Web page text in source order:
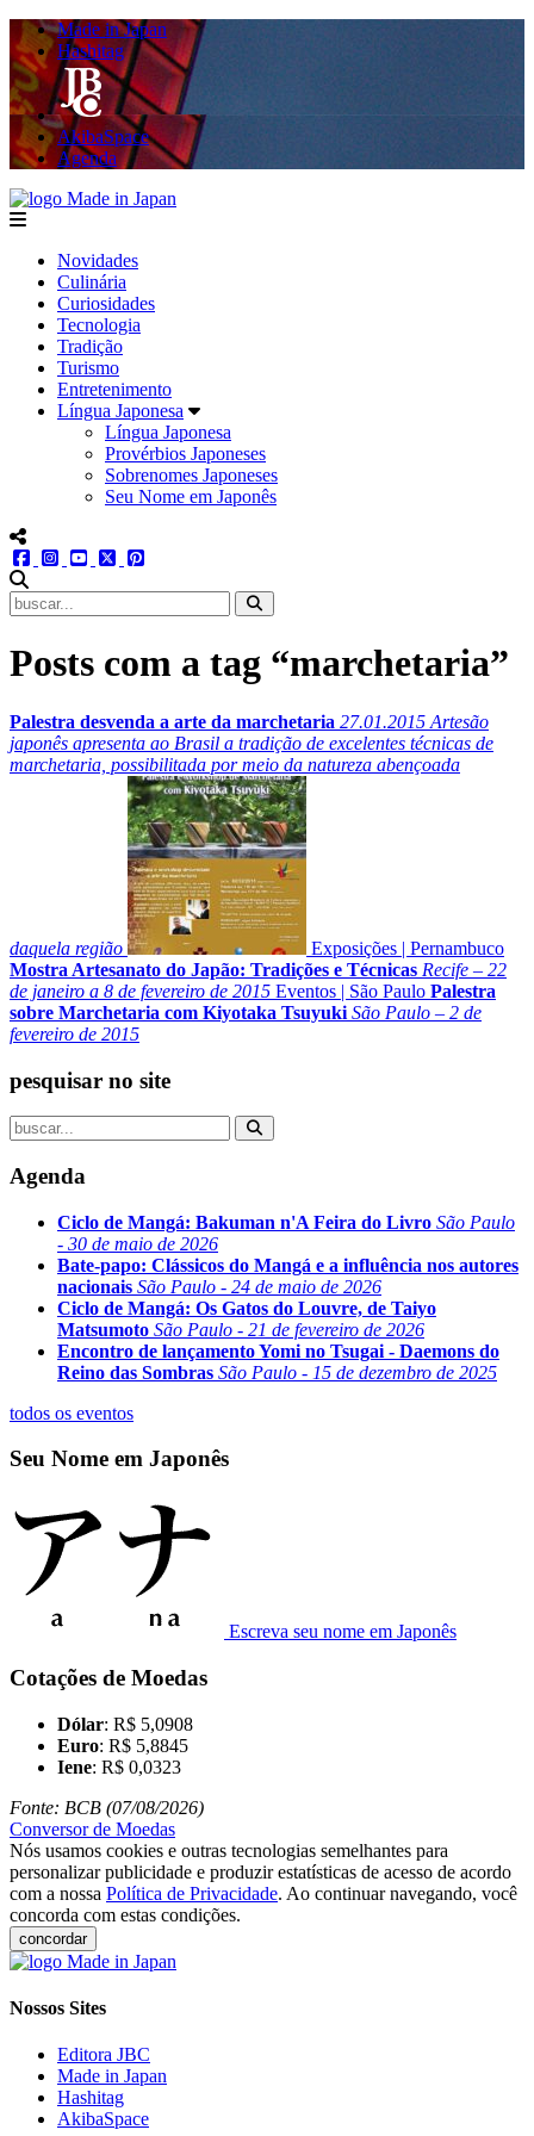
Made in Japan
Hashitag
AkibaSpace
Agenda
menu
Novidades
Culinária
Curiosidades
Tecnologia
Tradição
Turismo
Entretenimento
Língua Japonesa
Língua Japonesa
Provérbios Japoneses
Sobrenomes Japoneses
Seu Nome em Japonês
menu redes social
facebookinstagram
youtube
twitter
Posts com a tag “marchetaria”
Palestra desvenda a arte da marchetaria 27.01.2015 Artesão
japonês apresenta ao Brasil a tradição de excelentes técnicas de
marchetaria, possibilitada por meio da natureza abençoada
daquela região Exposições | Pernambuco
Mostra Artesanato do Japão: Tradições e Técnicas Recife – 22
de janeiro a 8 de fevereiro de 2015 Eventos | São Paulo Palestra
sobre Marchetaria com Kiyotaka Tsuyuki São Paulo – 2 de
fevereiro de 2015
pesquisar no site
Agenda
Ciclo de Mangá: Bakuman n'A Feira do Livro São Paulo
- 30 de maio de 2026
Bate-papo: Clássicos do Mangá e a influência nos autores
nacionais São Paulo - 24 de maio de 2026
Ciclo de Mangá: Os Gatos do Louvre, de Taiyo
Matsumoto São Paulo - 21 de fevereiro de 2026
Encontro de lançamento Yomi no Tsugai - Daemons do
Reino das Sombras São Paulo - 15 de dezembro de 2025
todos os eventos
Seu Nome em Japonês
Escreva seu nome em Japonês
Cotações de Moedas
Dólar: R$ 5,0908
Euro: R$ 5,8845
Iene: R$ 0,0323
Fonte: BCB (07/08/2026)
Conversor de Moedas
Nós usamos cookies e outras tecnologias semelhantes para
personalizar publicidade e produzir estatísticas de acesso de acordo
com a nossa Política de Privacidade. Ao continuar navegando, você
concorda com estas condições.
concordar
Nossos Sites
Editora JBC
Made in Japan
Hashitag
AkibaSpace